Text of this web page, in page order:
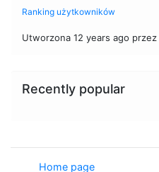
Ranking użytkowników
Utworzona 12 years ago przez
Recently popular
Home page